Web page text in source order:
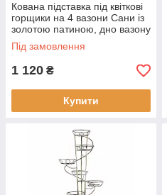
Кована підставка під квіткові
горщики на 4 вазони Сани із
золотою патиною, дно вазону
d-20 см, Хатинка
Під замовлення
1 120 ₴
Купити